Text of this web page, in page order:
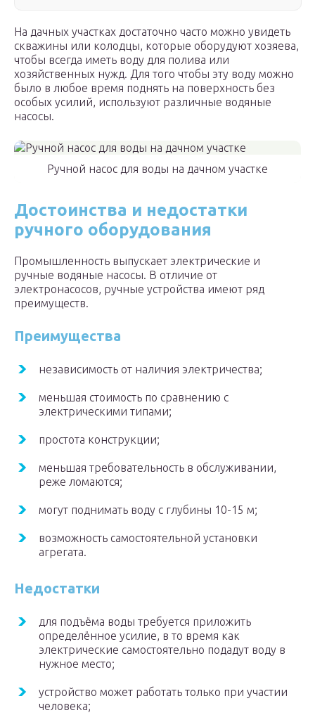
На дачных участках достаточно часто можно увидеть
скважины или колодцы, которые оборудуют хозяева,
чтобы всегда иметь воду для полива или
хозяйственных нужд. Для того чтобы эту воду можно
было в любое время поднять на поверхность без
особых усилий, используют различные водяные
насосы.
Ручной насос для воды на дачном участке
Достоинства и недостатки
ручного оборудования
Промышленность выпускает электрические и
ручные водяные насосы. В отличие от
электронасосов, ручные устройства имеют ряд
преимуществ.
Преимущества
независимость от наличия электричества;
меньшая стоимость по сравнению с
электрическими типами;
простота конструкции;
меньшая требовательность в обслуживании,
реже ломаются;
могут поднимать воду с глубины 10-15 м;
возможность самостоятельной установки
агрегата.
Недостатки
для подъёма воды требуется приложить
определённое усилие, в то время как
электрические самостоятельно подадут воду в
нужное место;
устройство может работать только при участии
человека;